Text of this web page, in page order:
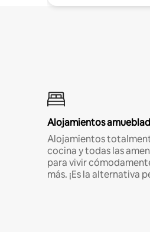
Alojamientos
Alojamientos
cocina y todas las
para vivir
más. ¡Es la alternativa